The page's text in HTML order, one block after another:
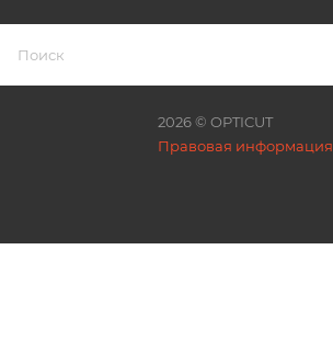
2026 © OPTICUT
Правовая информация